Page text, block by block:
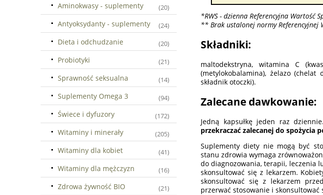
Aminokwasy - suplementy (20)
Antyoksydanty - suplementy (24)
Dieta i odchudzanie (20)
Probiotyki (21)
Sprawność seksualna (14)
Suplementy Omega 3 (94)
Świece i dyfuzory (172)
Witaminy i minerały (205)
Witaminy dla kobiet (41)
Witaminy dla mężczyzn (16)
Zdrowa żywność BIO (21)
*RWS - dzienna Referencyjna Wartość
** Brak ustalonej normy Referencyjnej
Składniki:
maltodekstryna, witamina C
(metylokobalamina), żelazo (chelat
składnik otoczki).
Zalecane dawkowanie:
Jedną kapsułkę jeden raz
przekraczać zalecanej do spożycia
Suplementy diety nie mogą być
stanu zdrowia wymaga
do diagnozowania, terapii, leczenia
skonsultować się z lekarzem.
skonsultować się z lekarzem
przerwać stosowanie i skonsultować